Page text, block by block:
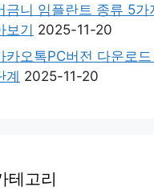
금니 임플란트 종류 5가
보기 2025-11-20
카오톡PC버전 다운로
계 2025-11-20
테고리